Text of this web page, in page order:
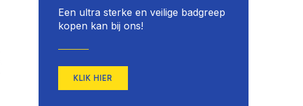
Een ultra sterke en veilige badgreep
kopen kan bij ons!
KLIK HIER